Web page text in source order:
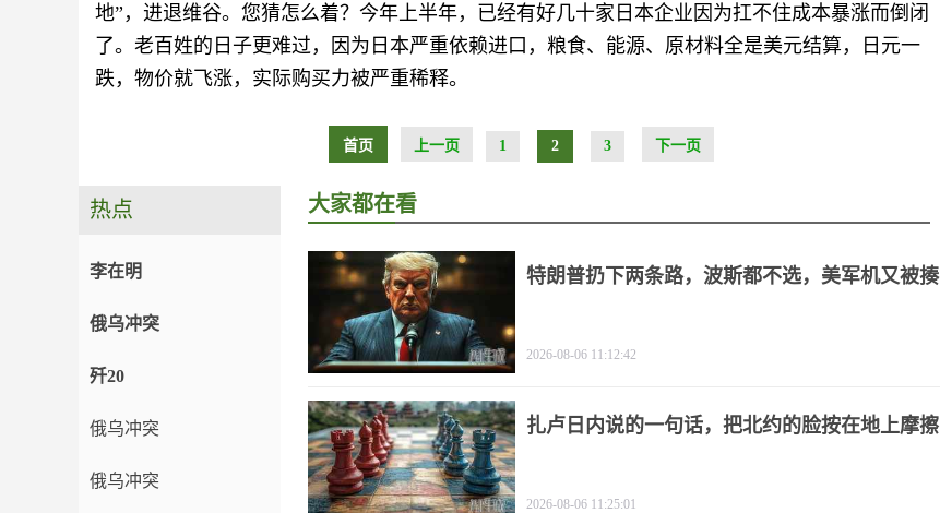
地”，进退维谷。您猜怎么着？今年上半年，已经有好几十家日本企业因为扛不住成本暴涨而倒闭
了。老百姓的日子更难过，因为日本严重依赖进口，粮食、能源、原材料全是美元结算，日元一
跌，物价就飞涨，实际购买力被严重稀释。
首页 上一页 1 2 3 下一页
热点
李在明
俄乌冲突
歼20
俄乌冲突
俄乌冲突
大家都在看
特朗普扔下两条路，波斯都不选，美军机又被揍
2026-08-06 11:12:42
扎卢日内说的一句话，把北约的脸按在地上摩擦
2026-08-06 11:25:01